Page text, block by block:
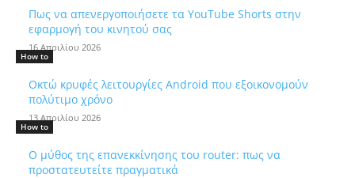
Πως να απενεργοποιήσετε τα YouTube Shorts στην
εφαρμογή του κινητού σας
16 Απριλίου 2026
How to
Οκτώ κρυφές λειτουργίες Android που εξοικονομούν
πολύτιμο χρόνο
13 Απριλίου 2026
How to
Ο μύθος της επανεκκίνησης του router: πως να
προστατευτείτε πραγματικά